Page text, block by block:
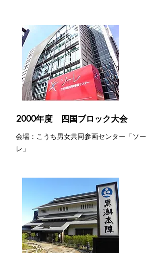
2000年度 四国ブロック大会
会場：こうち男女共同参画センター「ソー
レ」